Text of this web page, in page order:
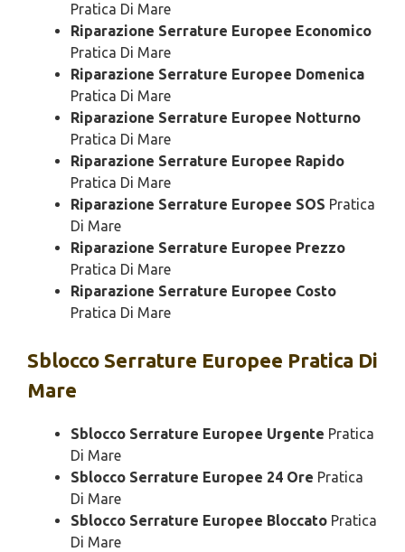
Pratica Di Mare
Riparazione Serrature Europee Economico
Pratica Di Mare
Riparazione Serrature Europee Domenica
Pratica Di Mare
Riparazione Serrature Europee Notturno
Pratica Di Mare
Riparazione Serrature Europee Rapido
Pratica Di Mare
Riparazione Serrature Europee SOS Pratica
Di Mare
Riparazione Serrature Europee Prezzo
Pratica Di Mare
Riparazione Serrature Europee Costo
Pratica Di Mare
Sblocco Serrature Europee Pratica Di
Mare
Sblocco Serrature Europee Urgente Pratica
Di Mare
Sblocco Serrature Europee 24 Ore Pratica
Di Mare
Sblocco Serrature Europee Bloccato Pratica
Di Mare